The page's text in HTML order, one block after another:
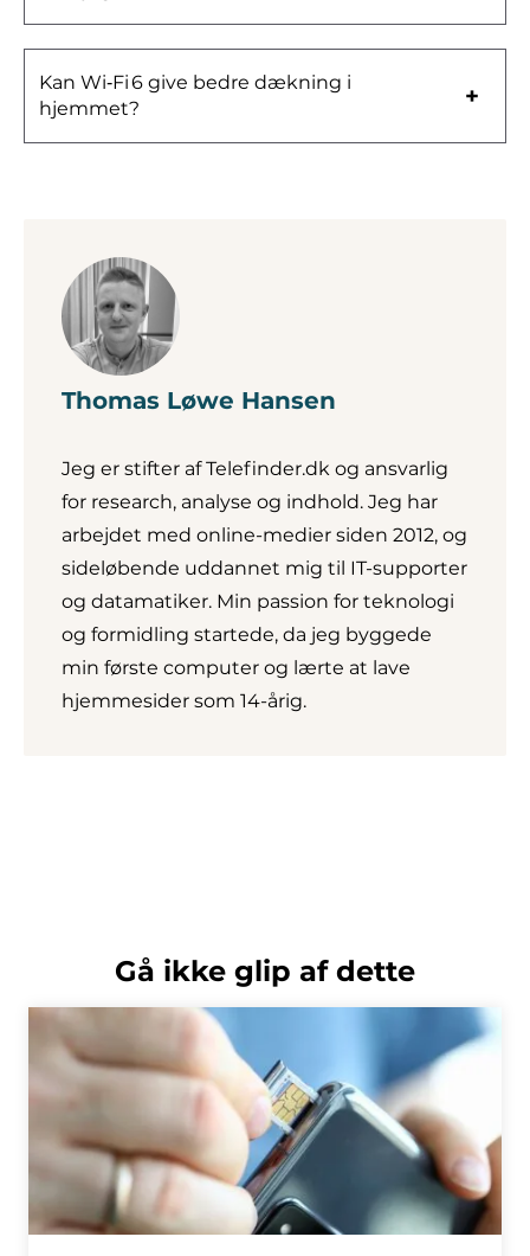
Kan Wi‑Fi 6 give bedre dækning i
hjemmet?
Thomas Løwe Hansen
Jeg er stifter af Telefinder.dk og ansvarlig
for research, analyse og indhold. Jeg har
arbejdet med online-medier siden 2012, og
sideløbende uddannet mig til IT-supporter
og datamatiker. Min passion for teknologi
og formidling startede, da jeg byggede
min første computer og lærte at lave
hjemmesider som 14-årig.
Gå ikke glip af dette